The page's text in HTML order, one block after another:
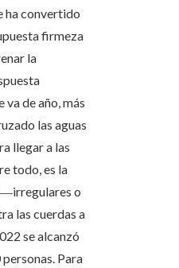
ha convertido
firmeza
la
va de año, más
las aguas
llegar a las
todo, es la
o
las cuerdas a
se alcanzó
Para